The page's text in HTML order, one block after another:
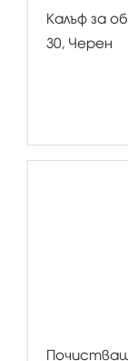
Калъф за
30, Черен